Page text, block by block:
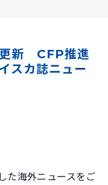
更新 CFP推進
スカ誌ニュー
海外ニュースをご